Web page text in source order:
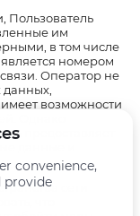
convenience,
provide
Пользователь
им
в том числе
номером
Оператор не
данных,
возможности
предоставляет
сети
что